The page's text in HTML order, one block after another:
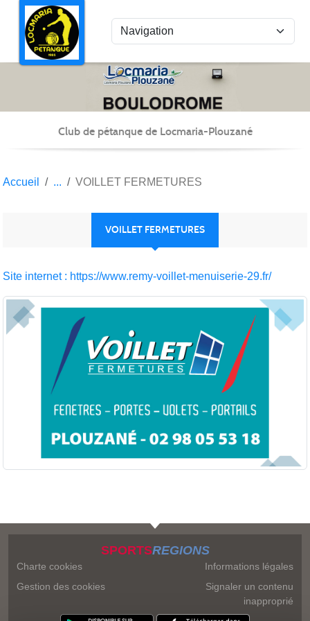
Club de pétanque de Locmaria-Plouzané
Accueil VOILLET FERMETURES
VOILLET FERMETURES
Site internet : https://www.remy-voillet-menuiserie-29.fr/
SPORTSREGIONS
Charte cookies
Gestion des cookies
Informations légales
Signaler un contenu
inapproprié
Panneau de gestion des cookies